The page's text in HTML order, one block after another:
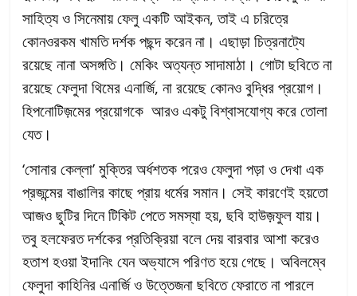
সাহিত্য ও সিনেমায় ফেলু একটি আইকন, তাই এ চরিত্রে
কোনওরকম খামতি দর্শক পছন্দ করেন না। এছাড়া চিত্রনাট্যে
রয়েছে নানা অসঙ্গতি। মেকিং অত্যন্ত সাদামাঠা। গোটা ছবিতে না
রয়েছে ফেলুদা থিমের এনার্জি, না রয়েছে কোনও বুদ্ধির প্রয়োগ।
হিপনোটিজ়মের প্রয়োগকে আরও একটু বিশ্বাসযোগ্য করে তোলা
যেত।
‘সোনার কেল্লা’ মুক্তির অর্ধশতক পরেও ফেলুদা পড়া ও দেখা এক
প্রজন্মের বাঙালির কাছে প্রায় ধর্মের সমান। সেই কারণেই হয়তো
আজও ছুটির দিনে টিকিট পেতে সমস্যা হয়, ছবি হাউজ়ফুল যায়।
তবু হলফেরত দর্শকের প্রতিক্রিয়া বলে দেয় বারবার আশা করেও
হতাশ হওয়া ইদানিং যেন অভ্যাসে পরিণত হয়ে গেছে। অবিলম্বে
ফেলুদা কাহিনির এনার্জি ও উত্তেজনা ছবিতে ফেরাতে না পারলে